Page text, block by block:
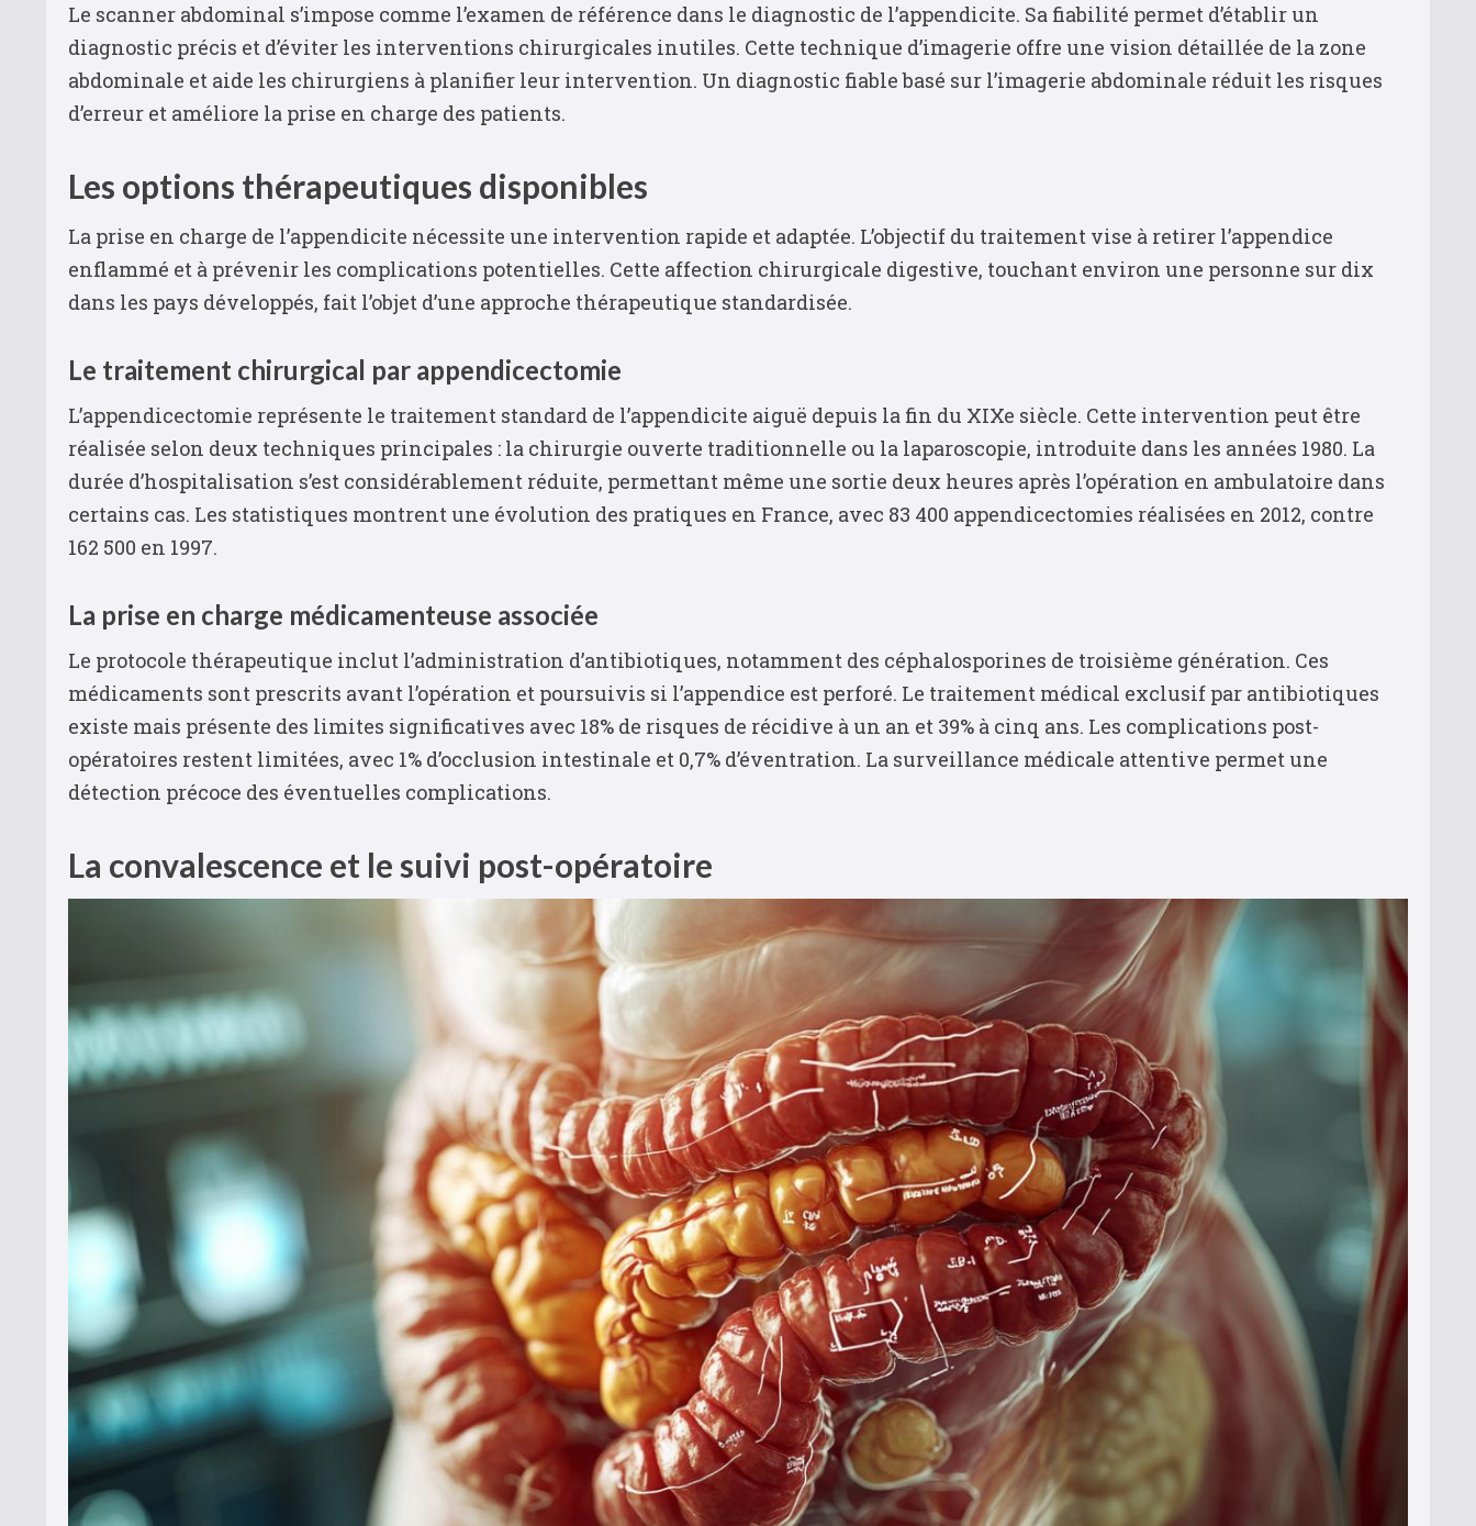
Le scanner abdominal s’impose comme l’examen de référence dans le diagnostic de l’appendicite. Sa fiabilité permet d’établir un
diagnostic précis et d’éviter les interventions chirurgicales inutiles. Cette technique d’imagerie offre une vision détaillée de la zone
abdominale et aide les chirurgiens à planifier leur intervention. Un diagnostic fiable basé sur l’imagerie abdominale réduit les risques
d’erreur et améliore la prise en charge des patients.
Les options thérapeutiques disponibles
La prise en charge de l’appendicite nécessite une intervention rapide et adaptée. L’objectif du traitement vise à retirer l’appendice
enflammé et à prévenir les complications potentielles. Cette affection chirurgicale digestive, touchant environ une personne sur dix
dans les pays développés, fait l’objet d’une approche thérapeutique standardisée.
Le traitement chirurgical par appendicectomie
L’appendicectomie représente le traitement standard de l’appendicite aiguë depuis la fin du XIXe siècle. Cette intervention peut être
réalisée selon deux techniques principales : la chirurgie ouverte traditionnelle ou la laparoscopie, introduite dans les années 1980. La
durée d’hospitalisation s’est considérablement réduite, permettant même une sortie deux heures après l’opération en ambulatoire dans
certains cas. Les statistiques montrent une évolution des pratiques en France, avec 83 400 appendicectomies réalisées en 2012, contre
162 500 en 1997.
La prise en charge médicamenteuse associée
Le protocole thérapeutique inclut l’administration d’antibiotiques, notamment des céphalosporines de troisième génération. Ces
médicaments sont prescrits avant l’opération et poursuivis si l’appendice est perforé. Le traitement médical exclusif par antibiotiques
existe mais présente des limites significatives avec 18% de risques de récidive à un an et 39% à cinq ans. Les complications post-
opératoires restent limitées, avec 1% d’occlusion intestinale et 0,7% d’éventration. La surveillance médicale attentive permet une
détection précoce des éventuelles complications.
La convalescence et le suivi post-opératoire